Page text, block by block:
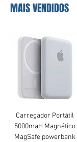
MAIS VENDIDOS
Carregador Portátil
5000maH Magnético
MagSafe powerbank